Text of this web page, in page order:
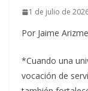
1 de julio de
Por Jaime
*Cuando una
vocación de